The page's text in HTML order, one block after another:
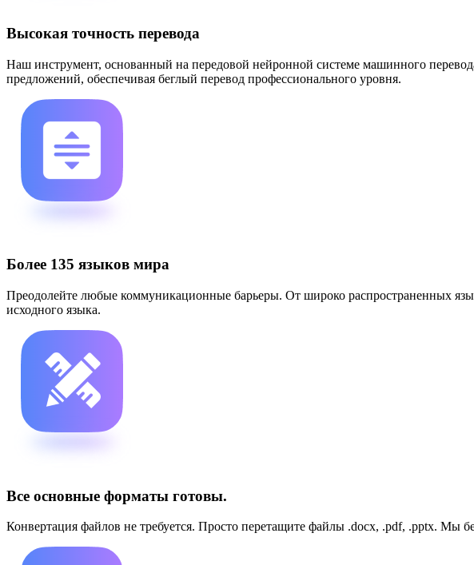
Высокая точность перевода
Наш инструмент, основанный на передовой нейронной системе машинного
предложений, обеспечивая беглый перевод профессионального уровня.
Более 135 языков мира
Преодолейте любые коммуникационные барьеры. От широко распространенных
исходного языка.
Все основные форматы готовы.
Конвертация файлов не требуется. Просто перетащите файлы .docx, .pdf, .pptx. Мы